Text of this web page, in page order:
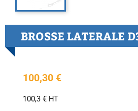
BROSSE LATERALE
100,30 €
100,3 € HT